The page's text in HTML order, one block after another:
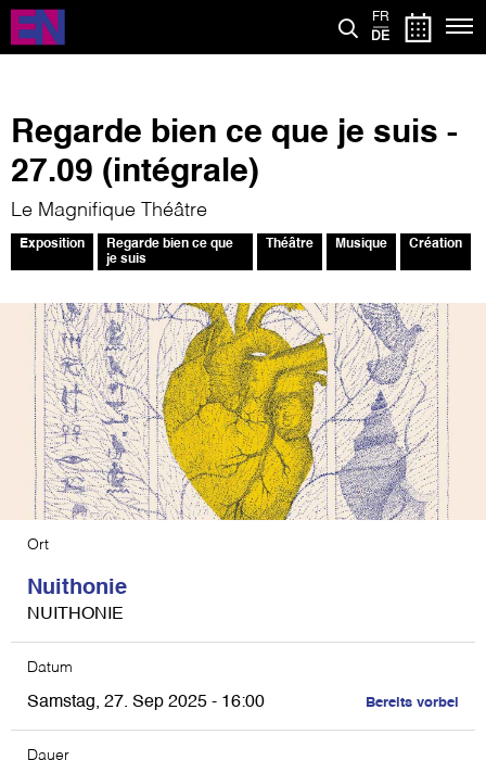
Direkt
zum
Inhalt
FR
DE
Regarde bien ce que je suis -
27.09 (intégrale)
Le Magnifique Théâtre
Exposition
Regarde bien ce que
je suis
Théâtre Musique Création
Bild
Ort
Nuithonie
NUITHONIE
Datum
Samstag, 27. Sep 2025 - 16:00 Bereits vorbei
Dauer